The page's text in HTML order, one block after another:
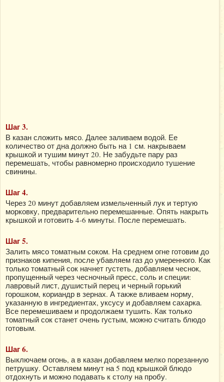
Шаг 3.
В казан сложить мясо. Далее заливаем водой. Ее
количество от дна должно быть на 1 см. накрываем
крышкой и тушим минут 20. Не забудьте пару раз
перемешать, чтобы равномерно происходило тушение
свинины.
Шаг 4.
Через 20 минут добавляем измельченный лук и тертую
морковку, предварительно перемешанные. Опять накрыть
крышкой и готовить 4-6 минуты. После перемешать.
Шаг 5.
Залить мясо томатным соком. На среднем огне готовим до
признаков кипения, после убавляем газ до умеренного. Как
только томатный сок начнет густеть, добавляем чеснок,
пропущенный через чесночный пресс, соль и специи:
лавровый лист, душистый перец и черный горький
горошком, кориандр в зернах. А также вливаем норму,
указанную в ингредиентах, уксусу и добавляем сахарка.
Все перемешиваем и продолжаем тушить. Как только
томатный сок станет очень густым, можно считать блюдо
готовым.
Шаг 6.
Выключаем огонь, а в казан добавляем мелко порезанную
петрушку. Оставляем минут на 5 под крышкой блюдо
отдохнуть и можно подавать к столу на пробу.